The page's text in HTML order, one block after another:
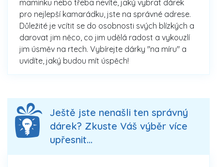
maminku nebo třeba nevíte, jaký vybrat dárek
pro nejlepší kamarádku, jste na správné adrese.
Důležité je vcítit se do osobnosti svých blízkých a
darovat jim něco, co jim udělá radost a vykouzlí
jim úsměv na rtech. Vybírejte dárky "na míru" a
uvidíte, jaký budou mít úspěch!
Ještě jste nenašli ten správný
dárek? Zkuste Váš výběr více
upřesnit...